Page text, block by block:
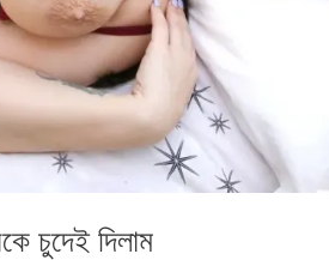
চুদেই দিলাম